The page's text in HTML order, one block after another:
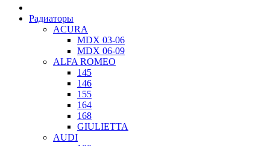
Радиаторы
ACURA
MDX 03-06
MDX 06-09
ALFA ROMEO
145
146
155
164
168
GIULIETTA
AUDI